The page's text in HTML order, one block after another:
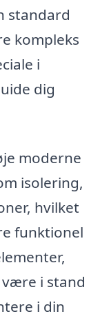
standard
kompleks
i
dig
moderne
isolering,
hvilket
funktionel
i stand
i din